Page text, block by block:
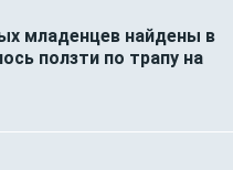
младенцев найдены в
ползти по трапу на